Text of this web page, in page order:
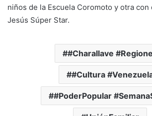
niños de la Escuela Coromoto y otra con
Jesús Súper Star.
#Charallave
#Cultura
#PoderPopular